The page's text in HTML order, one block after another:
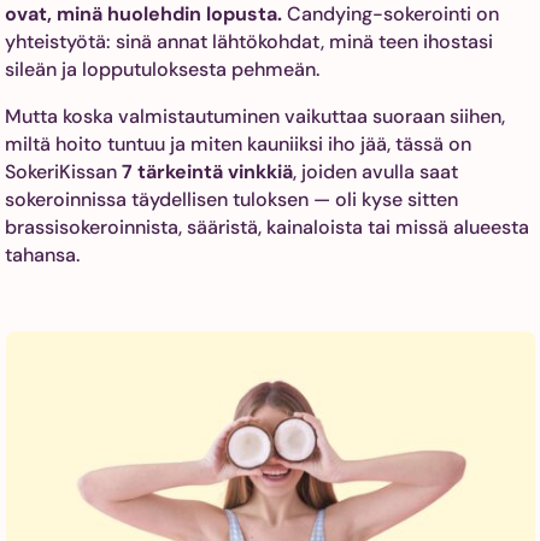
ovat, minä huolehdin lopusta.Candying-sokerointi on
yhteistyötä: sinä annat lähtökohdat, minä teen ihostasi
sileän ja lopputuloksesta pehmeän.
Mutta koska valmistautuminen vaikuttaa suoraan siihen,
miltä hoito tuntuu ja miten kauniiksi iho jää, tässä on
SokeriKissan7 tärkeintä vinkkiä, joiden avulla saat
sokeroinnissa täydellisen tuloksen — oli kyse sitten
brassisokeroinnista, sääristä, kainaloista tai missä alueesta
tahansa.